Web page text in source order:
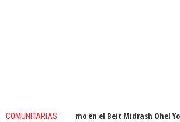
COMUNITARIAS
entusiasmo en el Beit Midrash Ohel Yosef